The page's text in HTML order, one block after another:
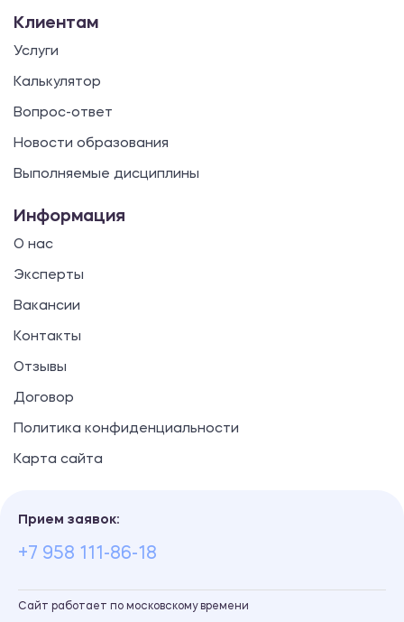
Клиентам
Услуги
Калькулятор
Вопрос-ответ
Новости образования
Выполняемые дисциплины
Информация
О нас
Эксперты
Вакансии
Контакты
Отзывы
Договор
Политика конфиденциальности
Карта сайта
Прием заявок:
+7 958 111-86-18
Сайт работает по московскому времени